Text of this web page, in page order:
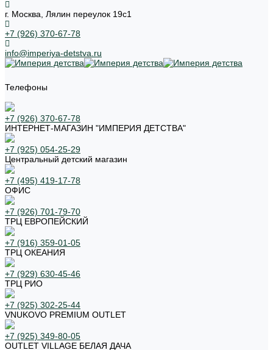
г. Москва, Лялин переулок 19с1
+7 (926) 370-67-78
info@imperiya-detstva.ru
Телефоны
+7 (926) 370-67-78
ИНТЕРНЕТ-МАГАЗИН "ИМПЕРИЯ ДЕТСТВА"
+7 (925) 054-25-29
Центральный детский магазин
+7 (495) 419-17-78
ОФИС
+7 (926) 701-79-70
ТРЦ ЕВРОПЕЙСКИЙ
+7 (916) 359-01-05
ТРЦ ОКЕАНИЯ
+7 (929) 630-45-46
ТРЦ РИО
+7 (925) 302-25-44
VNUKOVO PREMIUM OUTLET
+7 (925) 349-80-05
OUTLET VILLAGE БЕЛАЯ ДАЧА